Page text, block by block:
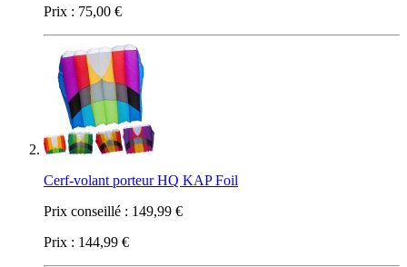
Prix : 75,00 €
Cerf-volant porteur HQ KAP Foil
Prix conseillé : 149,99 €
Prix : 144,99 €